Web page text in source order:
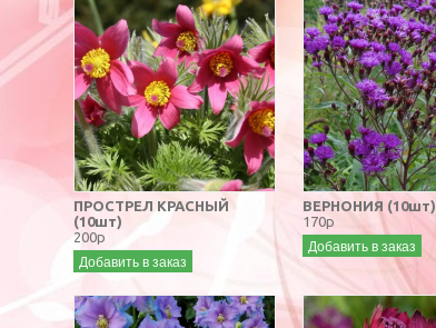
ПРОСТРЕЛ КРАСНЫЙ
(10шт)
200р
Добавить в заказ
ВЕРНОНИЯ (10шт)
170р
Добавить в заказ